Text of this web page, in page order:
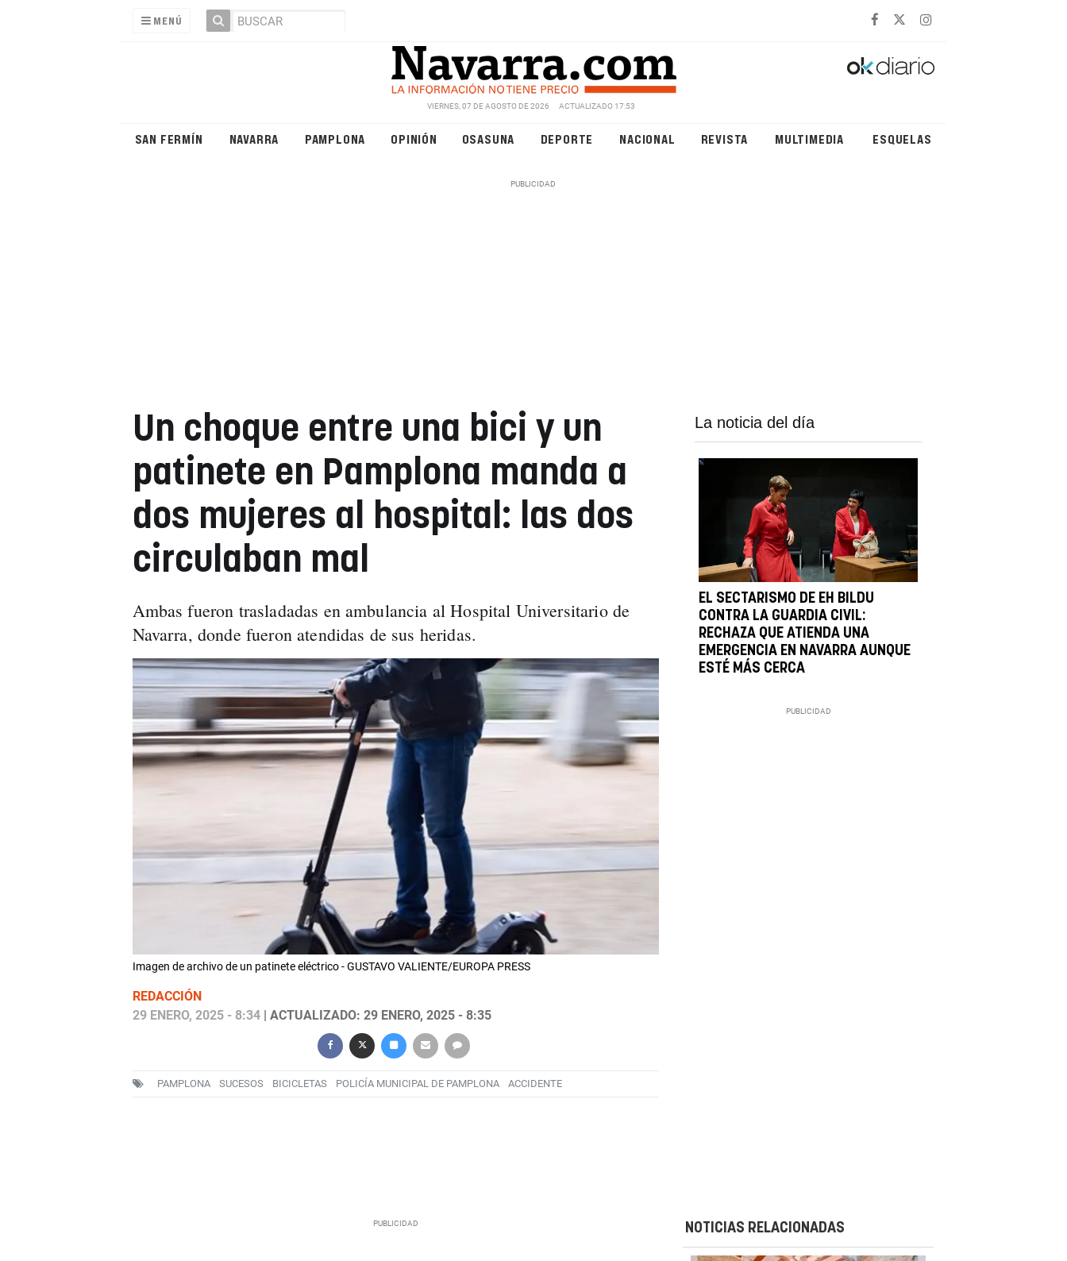
MENÚ
VIERNES, 07 DE AGOSTO DE 2026 ACTUALIZADO 17:53
SAN FERMÍN NAVARRA PAMPLONA OPINIÓN OSASUNA DEPORTE NACIONAL REVISTA MULTIMEDIA ESQUELAS
Un choque entre una bici y un
patinete en Pamplona manda a
dos mujeres al hospital: las dos
circulaban mal
Ambas fueron trasladadas en ambulancia al Hospital Universitario de
Navarra, donde fueron atendidas de sus heridas.
Imagen de archivo de un patinete eléctrico - GUSTAVO VALIENTE/EUROPA PRESS
REDACCIÓN
29 ENERO, 2025 - 8:34| ACTUALIZADO: 29 ENERO, 2025 - 8:35
PAMPLONA SUCESOS BICICLETAS POLICÍA MUNICIPAL DE PAMPLONA ACCIDENTE
La noticia del día
EL SECTARISMO DE EH BILDU
CONTRA LA GUARDIA CIVIL:
RECHAZA QUE ATIENDA UNA
EMERGENCIA EN NAVARRA AUNQUE
ESTÉ MÁS CERCA
NOTICIAS RELACIONADAS